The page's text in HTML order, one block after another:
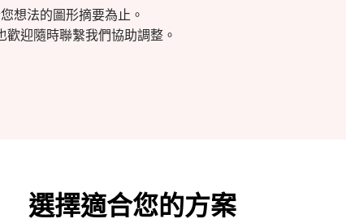
想法的圖形摘要為止。
迎隨時聯繫我們協助調整。
選擇適合您的方案